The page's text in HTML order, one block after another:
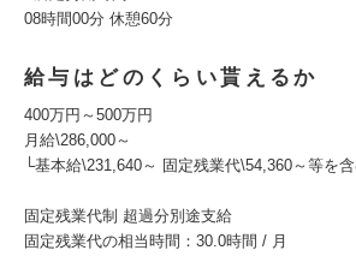
08時間00分 休憩60分
給与はどのくらい貰えるか
400万円～500万円
月給\286,000～
└基本給\231,640～ 固定残業代\54,360～等を含
固定残業代制 超過分別途支給
固定残業代の相当時間：30.0時間 / 月